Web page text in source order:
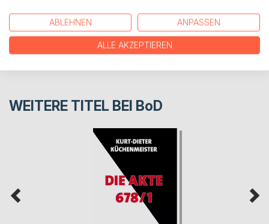
REZENSIONEN
WEITERE TITEL BEI BoD
ABLEHNEN ANPASSEN
ALLE AKZEPTIEREN